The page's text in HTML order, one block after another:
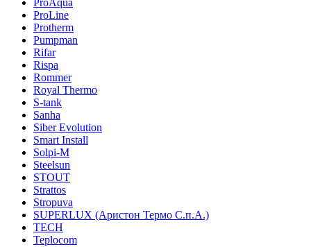
ProAqua
ProLine
Protherm
Pumpman
Rifar
Rispa
Rommer
Royal Thermo
S-tank
Sanha
Siber Evolution
Smart Install
Solpi-M
Steelsun
STOUT
Strattos
Stropuva
SUPERLUX (Аристон Термо С.п.А.)
TECH
Teplocom